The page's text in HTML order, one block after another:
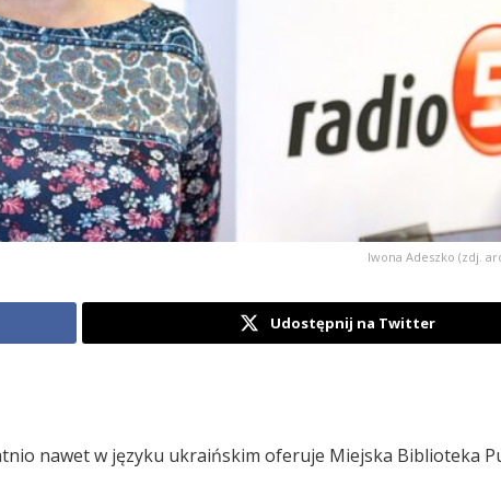
Iwona Adeszko (zdj.
Udostępnij na Twitter
nawet w języku ukraińskim oferuje Miejska Biblioteka